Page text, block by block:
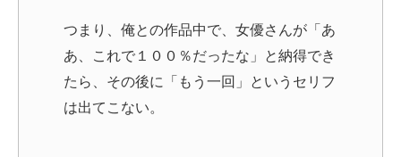
つまり、俺との作品中で、女優さんが「あ
あ、これで１００％だったな」と納得でき
たら、その後に「もう一回」というセリフ
は出てこない。